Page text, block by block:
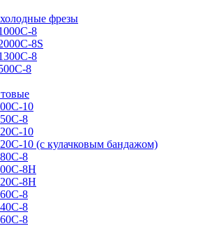
фрезы
8
8S
8
8
10
8
10
10 (с кулачковым бандажом)
8
8H
8H
8
8
8